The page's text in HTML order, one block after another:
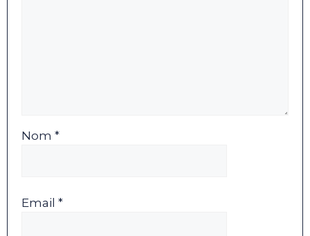
Nom *
Email *